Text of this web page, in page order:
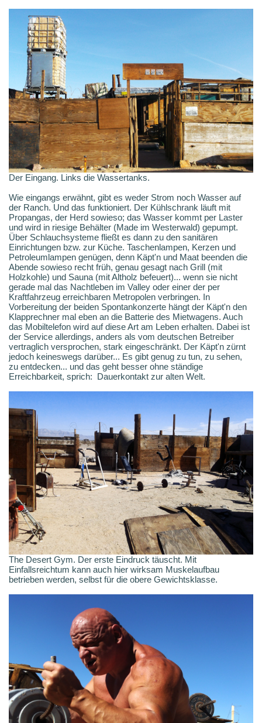
Der Eingang. Links die Wassertanks.
Wie eingangs erwähnt, gibt es weder Strom noch Wasser auf
der Ranch. Und das funktioniert. Der Kühlschrank läuft mit
Propangas, der Herd sowieso; das Wasser kommt per Laster
und wird in riesige Behälter (Made im Westerwald) gepumpt.
Über Schlauchsysteme fließt es dann zu den sanitären
Einrichtungen bzw. zur Küche. Taschenlampen, Kerzen und
Petroleumlampen genügen, denn Käpt'n und Maat beenden die
Abende sowieso recht früh, genau gesagt nach Grill (mit
Holzkohle) und Sauna (mit Altholz befeuert)... wenn sie nicht
gerade mal das Nachtleben im Valley oder einer der per
Kraftfahrzeug erreichbaren Metropolen verbringen. In
Vorbereitung der beiden Spontankonzerte hängt der Käpt'n den
Klapprechner mal eben an die Batterie des Mietwagens. Auch
das Mobiltelefon wird auf diese Art am Leben erhalten. Dabei ist
der Service allerdings, anders als vom deutschen Betreiber
vertraglich versprochen, stark eingeschränkt. Der Käpt'n zürnt
jedoch keineswegs darüber... Es gibt genug zu tun, zu sehen,
zu entdecken... und das geht besser ohne ständige
Erreichbarkeit, sprich: Dauerkontakt zur alten Welt.
The Desert Gym. Der erste Eindruck täuscht. Mit
Einfallsreichtum kann auch hier wirksam Muskelaufbau
betrieben werden, selbst für die obere Gewichtsklasse.